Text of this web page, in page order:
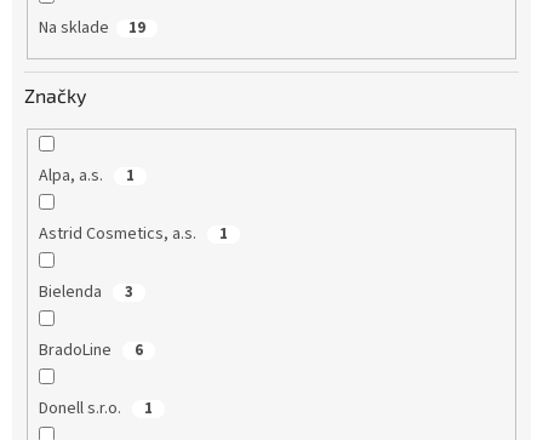
Na sklade 19
Značky
Alpa, a.s. 1
Astrid Cosmetics, a.s. 1
Bielenda 3
BradoLine 6
Donell s.r.o. 1